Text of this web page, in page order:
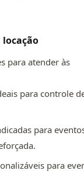
para atender às
para controle
para
para